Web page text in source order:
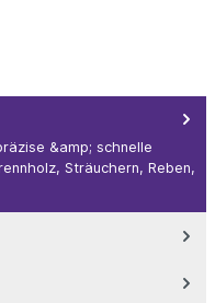
&amp; schnelle
Sträuchern, Reben,